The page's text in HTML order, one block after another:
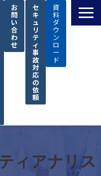
お
問
い
合
わ
せ
セ
キ
ュ
リ
テ
ィ
事
故
対
応
の
依
頼
資
料
ダ
ウ
ン
ロ
ー
ド
題
ィアナリス